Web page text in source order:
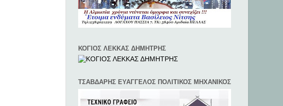
ΚΟΓΙΟΣ ΛΕΚΚΑΣ ΔΗΜΗΤΡΗΣ
ΤΣΑΒΔΑΡΗΣ ΕΥΑΓΓΕΛΟΣ ΠΟΛΙΤΙΚΟΣ ΜΗΧΑΝΙΚΟΣ